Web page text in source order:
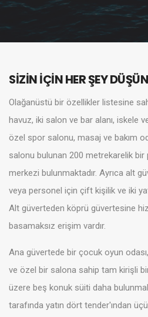
SİZİN İÇİN HER ŞEY
Olağanüstü bir özellikler listesine
havuz, iki salon ve bar alanı, iskele
özel spor salonu, masaj ve bakım
salonu bulunan 200 metrekarelik bir
merkezi bulunmaktadır. Ayrıca alt
veya personel için çift kişilik ve iki
Alt güverteden köprü güvertesine
basamaksız erişim vardır.
Ana güvertede bir çocuk oyun
ve özel bir salona sahip tam kirişli
üzere beş konuk süiti daha
tarafında yatın dört tender'ından